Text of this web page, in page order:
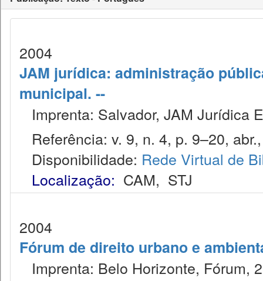
2004
JAM jurídica: administração
municipal. --
Imprenta: Salvador, JAM Jurídica
Referência: v. 9, n. 4, p. 9–20,
Disponibilidade: Rede Virtual de
Localização: CAM, STJ
2004
Fórum de direito urbano e
Imprenta: Belo Horizonte, Fórum,